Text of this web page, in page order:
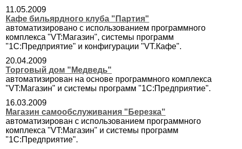
11.05.2009
Кафе бильярдного клуба "Партия"
автоматизировано с использованием программного
комплекса "VT:Магазин", системы программ
"1С:Предприятие" и конфигурации "VT.Кафе".
20.04.2009
Торговый дом "Медведь"
автоматизирован на основе программного комплекса
"VT:Магазин" и системы программ "1С:Предприятие".
16.03.2009
Магазин самообслуживания "Березка"
автоматизирован с использованием программного
комплекса "VT:Магазин" и системы программ
"1С:Предприятие".